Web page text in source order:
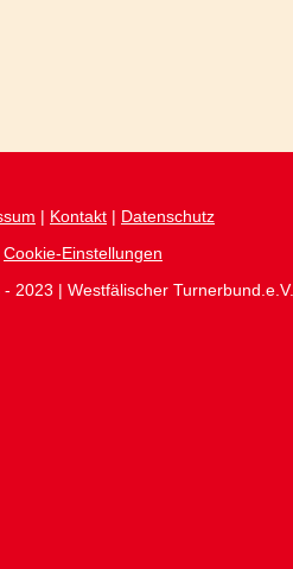
| Kontakt | Datenschutz
Cookie-Einstellungen
2023 | Westfälischer Turnerbund.e.V.